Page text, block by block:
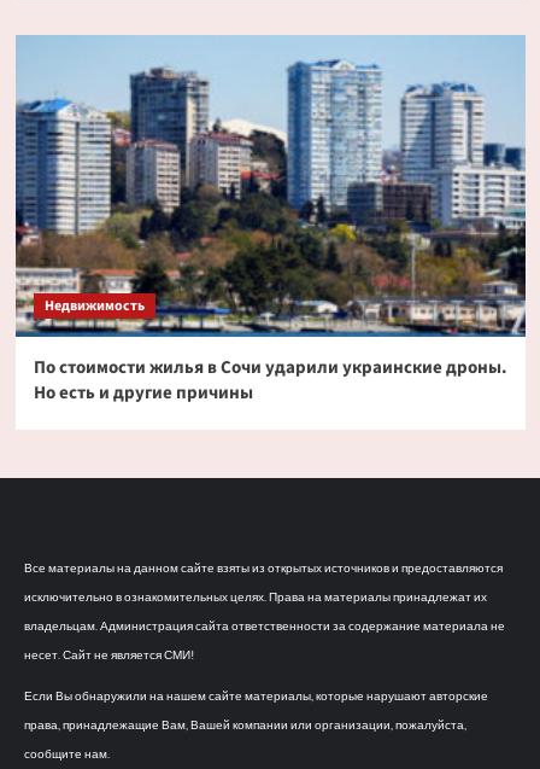
Недвижимость
По стоимости жилья в Сочи ударили украинские дроны.
Но есть и другие причины
Все материалы на данном сайте взяты из открытых источников и предоставляются
исключительно в ознакомительных целях. Права на материалы принадлежат их
владельцам. Администрация сайта ответственности за содержание материала не
несет. Сайт не является СМИ!
Если Вы обнаружили на нашем сайте материалы, которые нарушают авторские
права, принадлежащие Вам, Вашей компании или организации, пожалуйста,
сообщите нам.